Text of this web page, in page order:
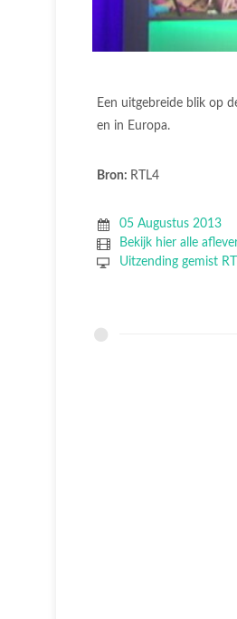
Een uitgebreide blik op
en in Europa.
Bron: RTL4
05 Augustus 2013
Bekijk hier alle
Uitzending gemist